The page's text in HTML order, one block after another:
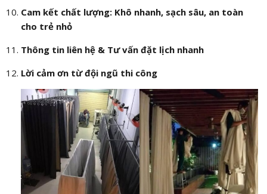
Cam kết chất lượng: Khô nhanh, sạch sâu, an toàn
cho trẻ nhỏ
Thông tin liên hệ & Tư vấn đặt lịch nhanh
Lời cảm ơn từ đội ngũ thi công